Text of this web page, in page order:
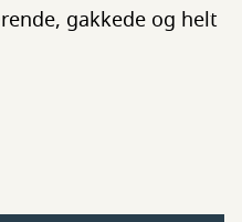
gakkede og helt